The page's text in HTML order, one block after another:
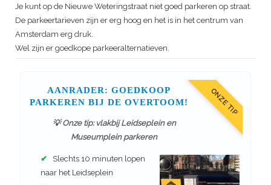
Je kunt op de Nieuwe Weteringstraat niet goed parkeren op straat.
De parkeertarieven zijn er erg hoog en het is in het centrum van
Amsterdam erg druk.
Wel zijn er goedkope parkeeralternatieven.
ONZE TIP
AANRADER: GOEDKOOP
PARKEREN BIJ DE OVERTOOM!
💡 Onze tip: vlakbij Leidseplein en
Museumplein parkeren
✔
Slechts 10 minuten lopen
naar het Leidseplein